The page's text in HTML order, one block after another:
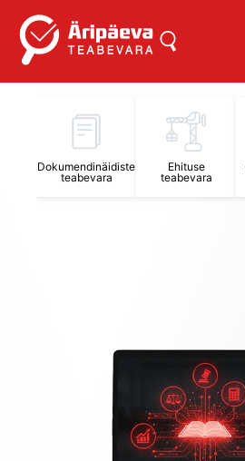
Dokumendinäidiste
teabevara
Ehituse
teabevara